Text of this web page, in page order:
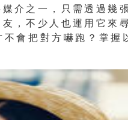
介之一，只需透過幾
，不少人也運用它來
會把對方嚇跑？掌握